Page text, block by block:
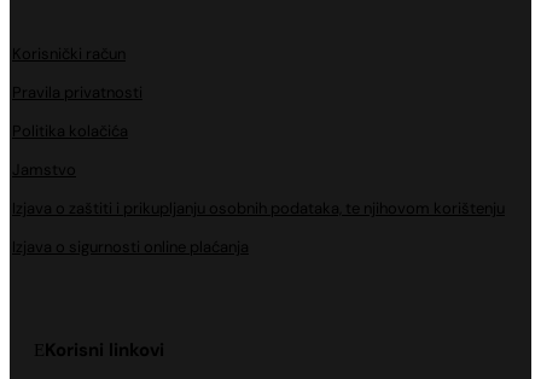
Korisnički račun
Pravila privatnosti
Politika kolačića
Jamstvo
Izjava o zaštiti i prikupljanju osobnih podataka, te njihovom korištenju
Izjava o sigurnosti online plaćanja
Korisni linkovi